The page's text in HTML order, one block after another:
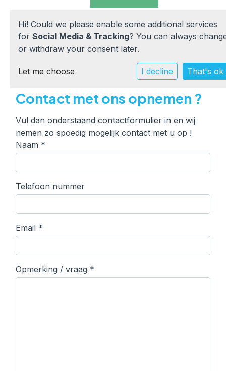
Home
Wij zijn CPOB
Onze scholen
Werken bij
Contact
Contact met ons opnemen ?
Vul dan onderstaand contactformulier in en wij
nemen zo spoedig mogelijk contact met u op !
Naam *
Telefoon nummer
Email *
Opmerking / vraag *
Hi! Could we please enable some additional services
for Social Media & Tracking? You can always
or withdraw your consent later.
Let me choose I decline That's ok